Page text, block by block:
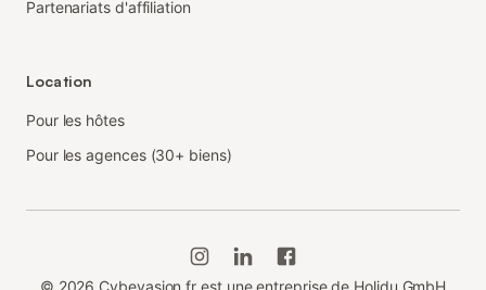
Partenariats d'affiliation
Location
Pour les hôtes
Pour les agences (30+ biens)
© 2026 Cybevasion.fr est une entreprise de Holidu GmbH